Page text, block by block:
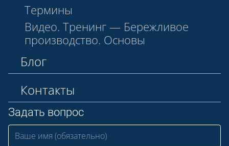
Термины
Видео. Тренинг — Бережливое
производство. Основы
Блог
Контакты
Задать вопрос